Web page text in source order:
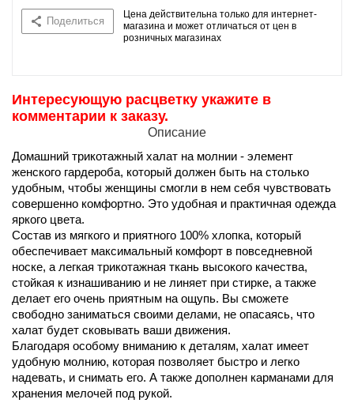
Поделиться
Цена действительна только для интернет-
магазина и может отличаться от цен в
розничных магазинах
Интересующую расцветку укажите в
комментарии к заказу.
Описание
Домашний трикотажный халат на молнии - элемент
женского гардероба, который должен быть на столько
удобным, чтобы женщины смогли в нем себя чувствовать
совершенно комфортно. Это удобная и практичная одежда
яркого цвета.
Состав из мягкого и приятного 100% хлопка, который
обеспечивает максимальный комфорт в повседневной
носке, а легкая трикотажная ткань высокого качества,
стойкая к изнашиванию и не линяет при стирке, а также
делает его очень приятным на ощупь. Вы сможете
свободно заниматься своими делами, не опасаясь, что
халат будет сковывать ваши движения.
Благодаря особому вниманию к деталям, халат имеет
удобную молнию, которая позволяет быстро и легко
надевать, и снимать его. А также дополнен карманами для
хранения мелочей под рукой.